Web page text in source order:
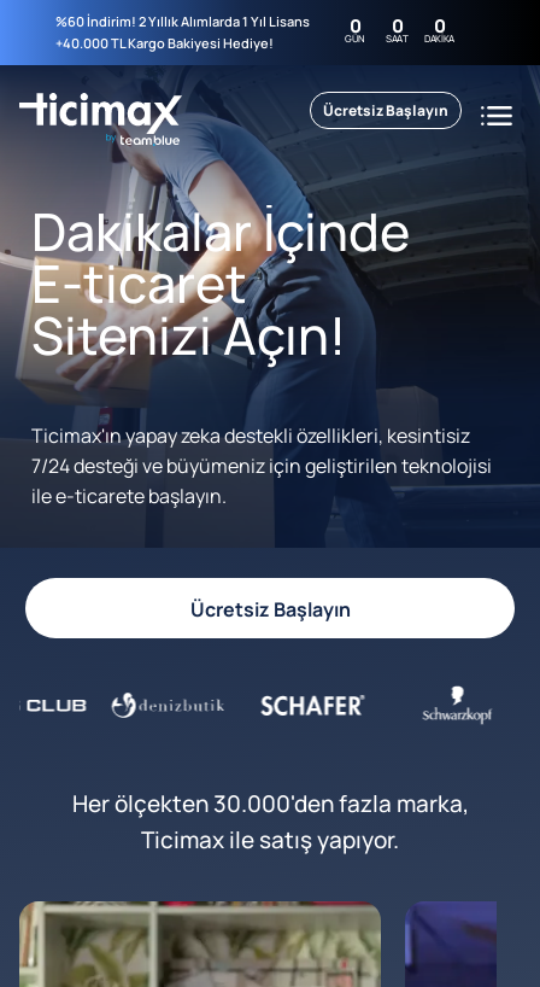
%60 İndirim! 2 Yıllık Alımlarda 1 Yıl Lisans
+40.000 TL Kargo Bakiyesi Hediye!
0
GÜN 0
SAAT 0
DAKIKA
Ücretsiz Başlayın
Dakikalar İçinde
E-ticaret
Sitenizi Açın!
Ticimax'ın yapay zeka destekli özellikleri, kesintisiz
7/24 desteği ve büyümeniz için geliştirilen teknolojisi
ile e-ticarete başlayın.
Ücretsiz Başlayın
Her ölçekten 30.000'den fazla marka,
Ticimax ile satış yapıyor.